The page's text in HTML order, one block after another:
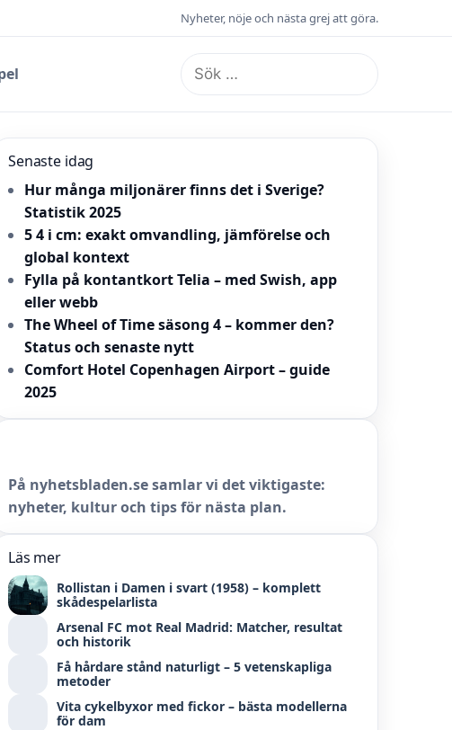
Nyheter, nöje och nästa grej att göra.
Sök
efter:
Senaste idag
Hur många miljonärer finns det i Sverige?
Statistik 2025
5 4 i cm: exakt omvandling, jämförelse och
global kontext
Fylla på kontantkort Telia – med Swish, app
eller webb
The Wheel of Time säsong 4 – kommer den?
Status och senaste nytt
Comfort Hotel Copenhagen Airport – guide
2025
På nyhetsbladen.se samlar vi det viktigaste:
nyheter, kultur och tips för nästa plan.
Läs mer
Rollistan i Damen i svart (1958) – komplett
skådespelarlista
Arsenal FC mot Real Madrid: Matcher, resultat
och historik
Få hårdare stånd naturligt – 5 vetenskapliga
metoder
Vita cykelbyxor med fickor – bästa modellerna
för dam